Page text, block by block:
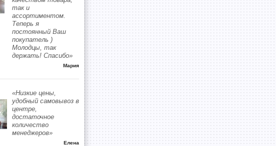
так и
ассортиментом.
Теперь я
постоянный Ваш
покупатель )
Молодцы, так
держать! Спасибо»
Мария
«Низкие цены,
удобный самовывоз в
центре,
достаточное
количество
менеджеров»
Елена